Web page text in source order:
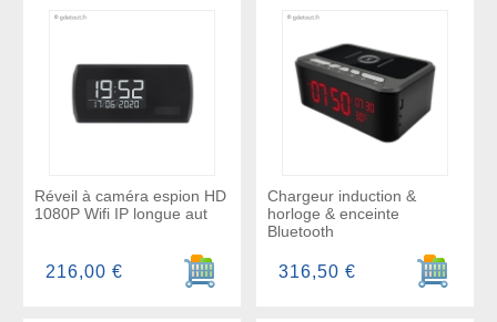
Réveil à caméra espion HD
1080P Wifi IP longue aut
Ajouter au panier
216,00 €
Chargeur induction &
horloge & enceinte
Bluetooth
Ajouter
316,50 €